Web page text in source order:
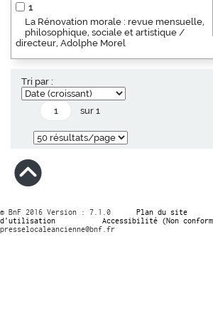
1
La Rénovation morale : revue mensuelle,
philosophique, sociale et artistique /
directeur, Adolphe Morel
Tri par :
sur 1
© BnF 2016 Version : 7.1.0 Plan du site
d’utilisation
Accessibilité (Non
presselocaleancienne@bnf.fr